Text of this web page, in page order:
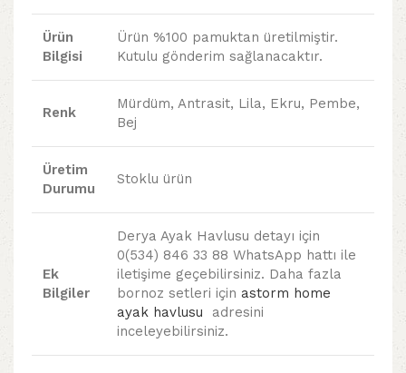
Ürün
Bilgisi
Ürün %100 pamuktan üretilmiştir.
Kutulu gönderim sağlanacaktır.
Renk
Mürdüm, Antrasit, Lila, Ekru, Pembe,
Bej
Üretim
Durumu
Stoklu ürün
Ek
Bilgiler
Derya Ayak Havlusu detayı için
0(534) 846 33 88 WhatsApp hattı ile
iletişime geçebilirsiniz. Daha fazla
bornoz setleri için astorm home
ayak havlusu
adresini
inceleyebilirsiniz.